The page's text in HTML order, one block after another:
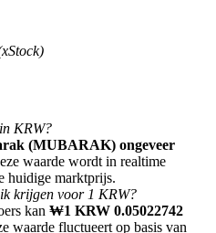
beloningen te ontvangen
KRW?
(MUBARAK) ongeveer
waarde wordt in realtime
huidige marktprijs.
krijgen voor 1 KRW?
kan ₩1 KRW 0.05022742
waarde fluctueert op basis van